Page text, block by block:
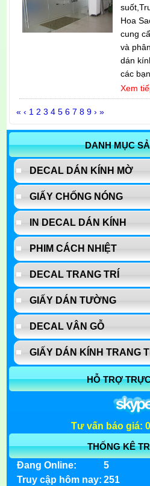
Hoa
cung
và
dán
các
Xem
« ‹ 1 2 3 4 5 6 7 8 9 › »
DANH MỤC
DECAL DÁN KÍNH MỜ
GIẤY CHỐNG NÓNG
IN DECAL DÁN KÍNH
PHIM CÁCH NHIỆT
DECAL TRANG TRÍ
GIẤY DÁN TƯỜNG
DECAL VÂN GỖ
GIẤY DÁN KÍNH TRANG
HỖ TRỢ
Tư vấn báo giá:
THỐNG KÊ
Đang Online:
5
Truy cập hôm nay: 251